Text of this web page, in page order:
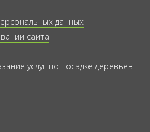
данных
сайта
услуг по посадке деревьев